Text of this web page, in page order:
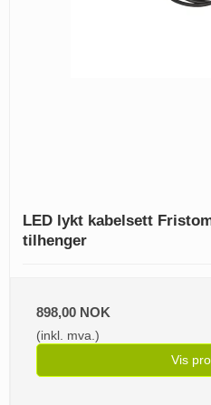
LED lykt kabelsett
tilhenger
898,00 NOK
(inkl. mva.)
Vis